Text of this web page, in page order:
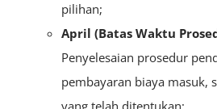
pilihan;
April (Batas Waktu
Penyelesaian prosedur
pembayaran biaya masuk,